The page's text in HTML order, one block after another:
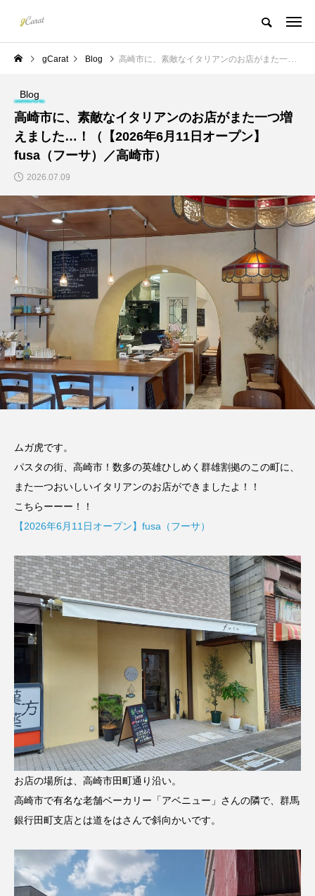
gCarat Blog 高崎市に、素敵なイタリアンのお店がまた一つ増えました…！（【2026年6月11日オープン】fusa（フーサ）／高崎市）
Blog
高崎市に、素敵なイタリアンのお店がまた一つ増
えました…！（【2026年6月11日オープン】
fusa（フーサ）／高崎市）
2026.07.09
ムガ虎です。
パスタの街、高崎市！数多の英雄ひしめく群雄割拠のこの町に、
また一つおいしいイタリアンのお店ができましたよ！！
こちらーーー！！
【2026年6月11日オープン】fusa（フーサ）
お店の場所は、高崎市田町通り沿い。
高崎市で有名な老舗ベーカリー「アベニュー」さんの隣で、群馬
銀行田町支店とは道をはさんで斜向かいです。